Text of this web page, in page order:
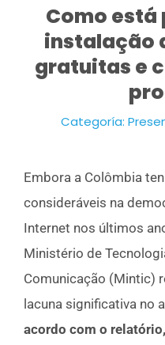
Como
instalação
gratuitas e
Categoría:
Embora a Colômbia
consideráveis na
Internet nos últimos
Ministério de
Comunicação (Mintic)
lacuna significativa no
acordo com o